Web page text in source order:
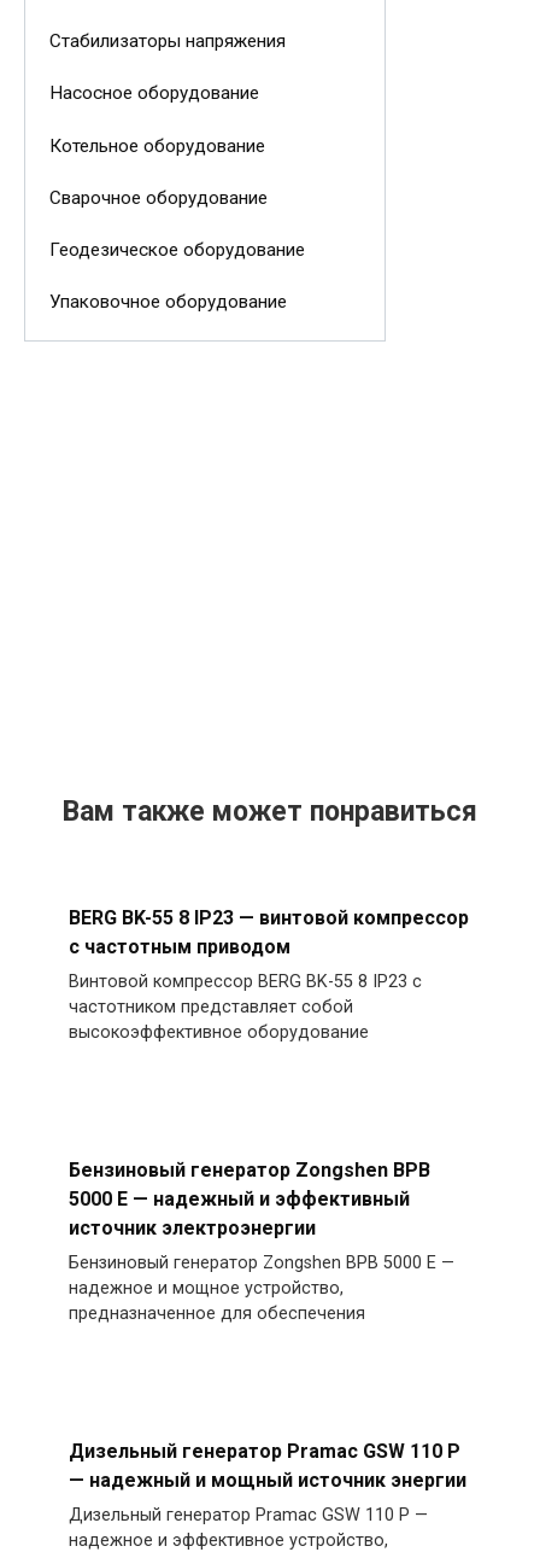
Стабилизаторы напряжения
Насосное оборудование
Котельное оборудование
Сварочное оборудование
Геодезическое оборудование
Упаковочное оборудование
Вам также может понравиться
BERG BK-55 8 IP23 — винтовой компрессор
с частотным приводом
Винтовой компрессор BERG BK-55 8 IP23 с
частотником представляет собой
высокоэффективное оборудование
Бензиновый генератор Zongshen BPB
5000 E — надежный и эффективный
источник электроэнергии
Бензиновый генератор Zongshen BPB 5000 E —
надежное и мощное устройство,
предназначенное для обеспечения
Дизельный генератор Pramac GSW 110 P
— надежный и мощный источник энергии
Дизельный генератор Pramac GSW 110 P —
надежное и эффективное устройство,